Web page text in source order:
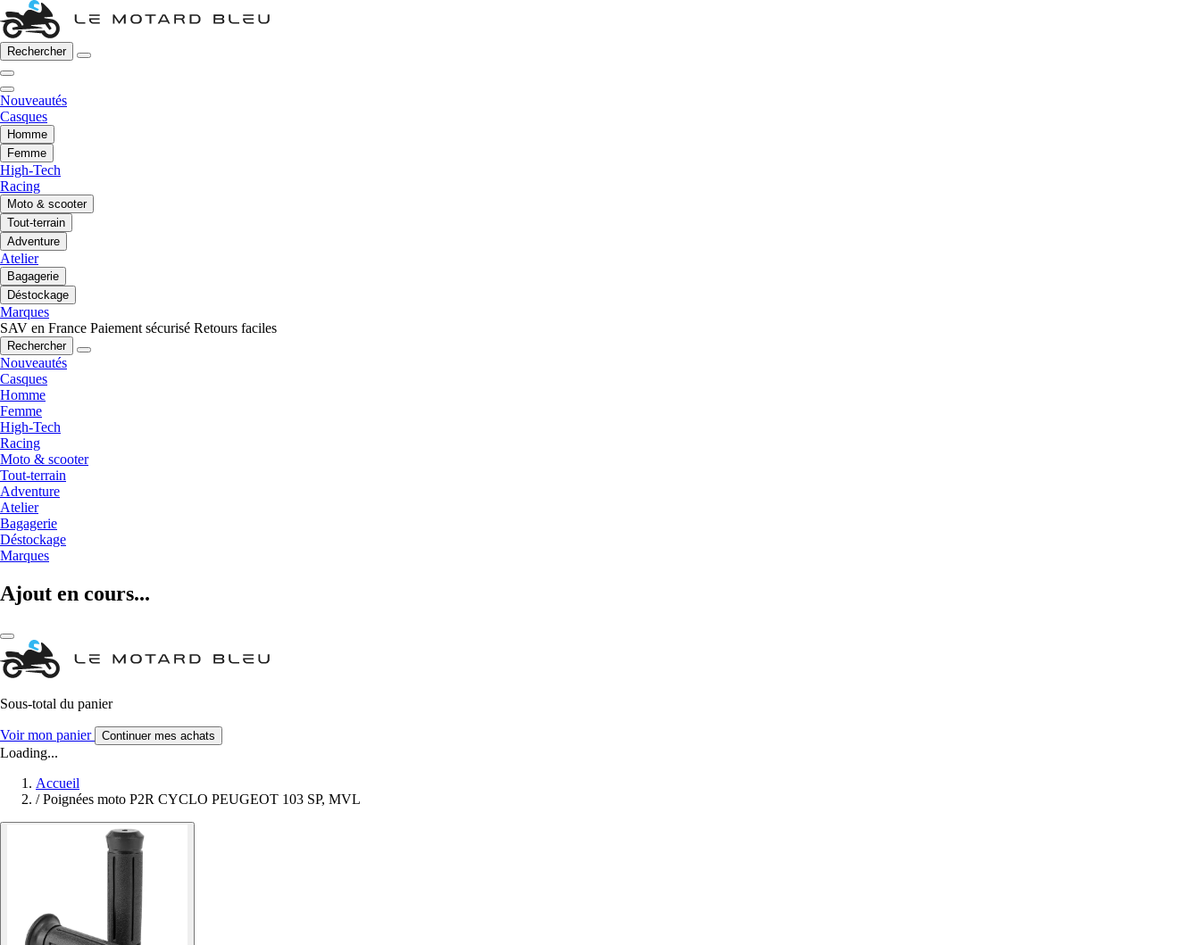
Rechercher
Nouveautés
Casques
Homme
Femme
High-Tech
Racing
Moto & scooter
Tout-terrain
Adventure
Atelier
Bagagerie
Déstockage
Marques
SAV en France Paiement sécurisé Retours faciles
Rechercher
Nouveautés
Casques
Homme
Femme
High-Tech
Racing
Moto & scooter
Tout-terrain
Adventure
Atelier
Bagagerie
Déstockage
Marques
Ajout en cours...
Sous-total du panier
Voir mon panier Continuer mes achats
Loading...
Accueil
/ Poignées moto P2R CYCLO PEUGEOT 103 SP, MVL